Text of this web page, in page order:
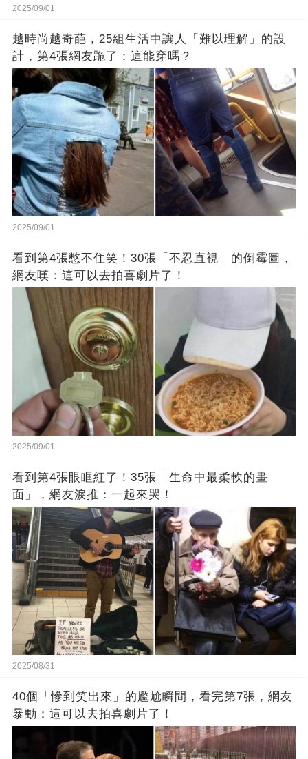
2025/09/01
越時尚越奇葩，25組生活中讓人「難以理解」的設
計，第4張網友跪了：這能穿嗎？
2025/09/01
看到第4張憋不住笑！30張「不忍直視」的倒霉圖，
網友嘆：這可以去拍喜劇片了！
2025/09/01
看到第4張眼眶紅了！35張「生命中最柔軟的畫
面」，網友淚推：一起來哭！
2025/08/31
40個「慘到笑出來」的尷尬瞬間，看完第7張，網友
暴動：這可以去拍喜劇片了！